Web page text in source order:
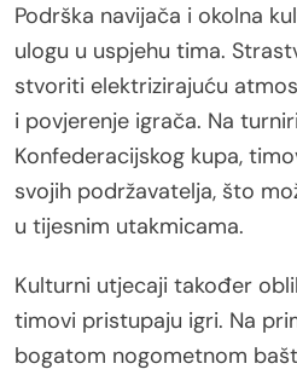
Podrška navijača i okolna
ulogu u uspjehu tima.
stvoriti elektrizirajuću
i povjerenje igrača. Na
Konfederacijskog kupa,
svojih podržavatelja, što
u tijesnim utakmicama.
Kulturni utjecaji također
timovi pristupaju igri. Na
bogatom nogometnom